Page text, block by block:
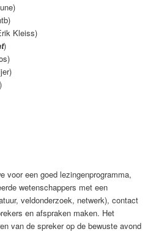
Kleiss)
)
)
voor een goed lezingenprogramma,
wetenschappers met een
veldonderzoek, netwerk), contact
en afspraken maken. Het
van de spreker op de bewuste avond